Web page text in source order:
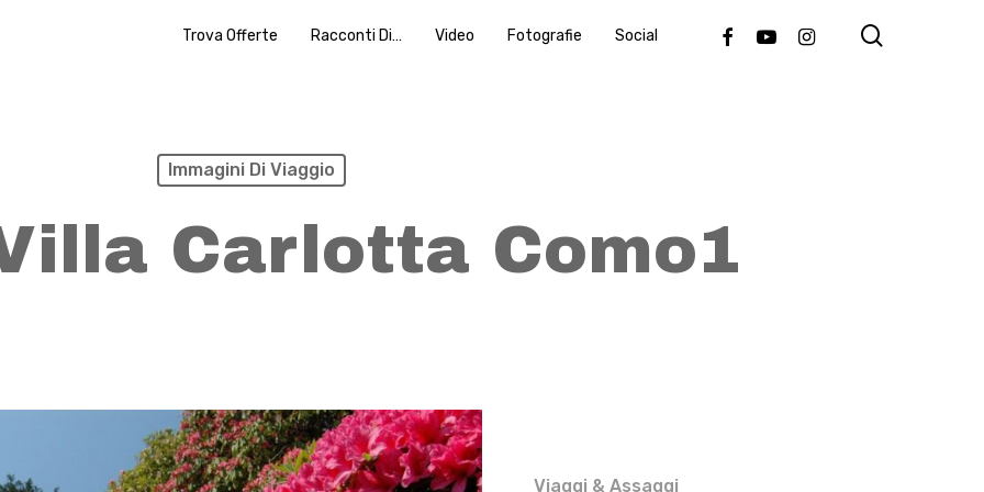
Trova Offerte Racconti Di… Video Fotografie Social FacebookYoutubeInstagram
Immagini Di Viaggio
Carlotta Como1
Viaggi & Assaggi